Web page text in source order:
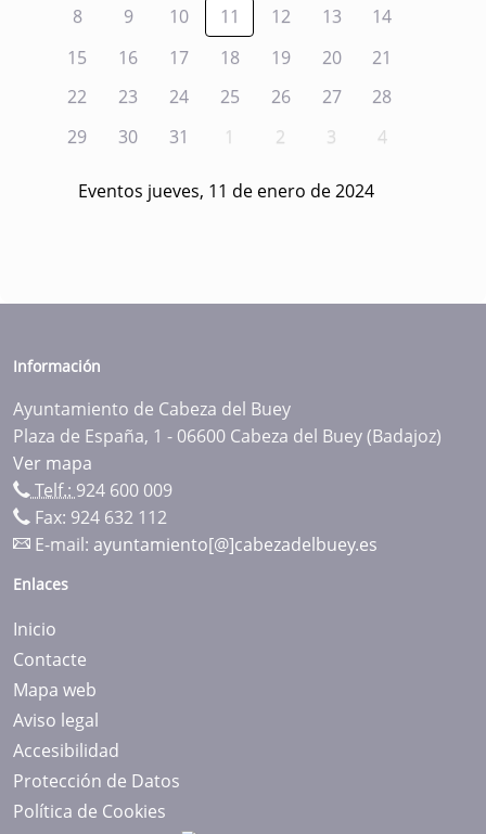
8
9 10 11 12 13
14
15
16 17 18 19 20
21
22
23 24 25 26 27
28
29
30 31 1 2 3 4
Eventos jueves, 11 de enero de 2024
Información
Ayuntamiento de Cabeza del Buey
Plaza de España, 1 - 06600 Cabeza del Buey (Badajoz)
Ver mapa
Telf.: 924 600 009
Fax: 924 632 112
E-mail: ayuntamiento[@]cabezadelbuey.es
Enlaces
Inicio
Contacte
Mapa web
Aviso legal
Accesibilidad
Protección de Datos
Política de Cookies